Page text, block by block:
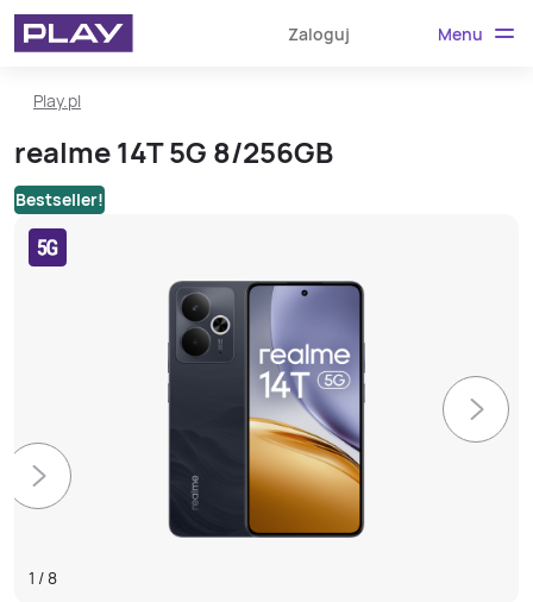
Zaloguj Menu
Play.pl
realme 14T 5G 8/256GB
Bestseller!
1 / 8